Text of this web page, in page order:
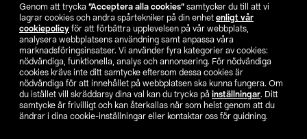
Genom att trycka ”Acceptera alla cookies” samtycker du till att vi
lagrar cookies och andra spårtekniker på din enhet enligt vår
cookiepolicy för att förbättra upplevelsen på vår webbplats,
analysera webbplatsens användning samt anpassa våra
marknadsföringsinsatser. Vi använder fyra kategorier av cookies:
nödvändiga, funktionella, analys och annonsering. För nödvändiga
cookies krävs inte ditt samtycke eftersom dessa cookies är
nödvändiga för att innehållet på webbplatsen ska kunna fungera. Om
du istället vill skräddarsy dina val kan du trycka på inställningar. Ditt
samtycke är frivilligt och kan återkallas när som helst genom att du
ändrar i dina cookie-inställningar eller kontaktar oss för guidning.
Våra bolag
Hitta butik
SE NO FI